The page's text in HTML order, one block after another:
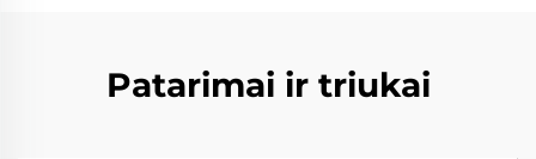
Patarimai ir triukai